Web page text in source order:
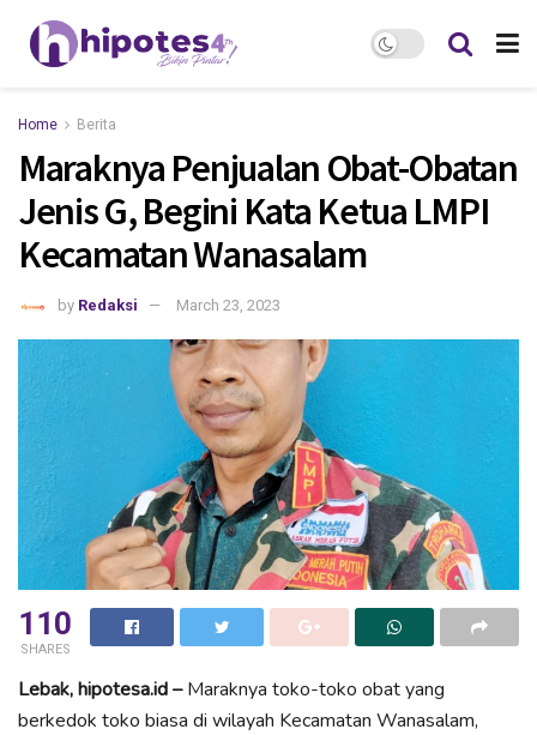
Home Berita
Maraknya Penjualan Obat-Obatan
Jenis G, Begini Kata Ketua LMPI
Kecamatan Wanasalam
by Redaksi March 23, 2023
110
SHARES
Lebak, hipotesa.id –Maraknya toko-toko obat yang
berkedok toko biasa di wilayah Kecamatan Wanasalam,